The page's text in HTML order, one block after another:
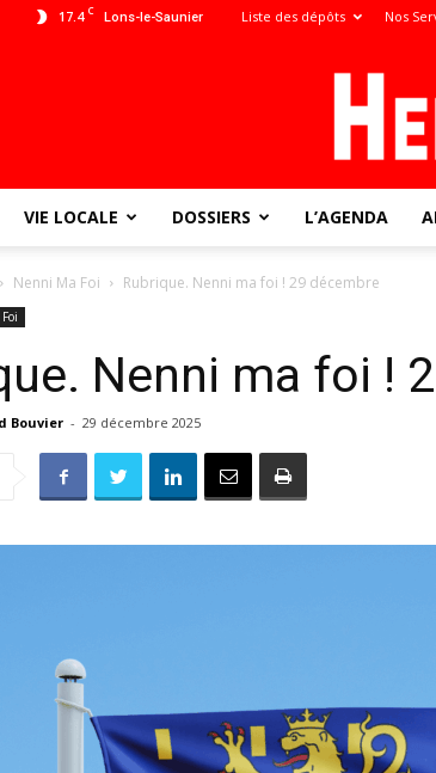
17.4 C Lons-le-Saunier Liste des dépôts Nos
VIE LOCALE DOSSIERS L’AGENDA
Nenni Ma Foi Rubrique. Nenni ma foi ! 29 décembre
Nenni ma foi !
Bouvier - 29 décembre 2025